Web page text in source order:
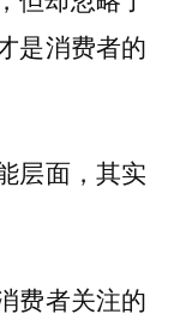
是消费者的
层面，其实
费者关注的